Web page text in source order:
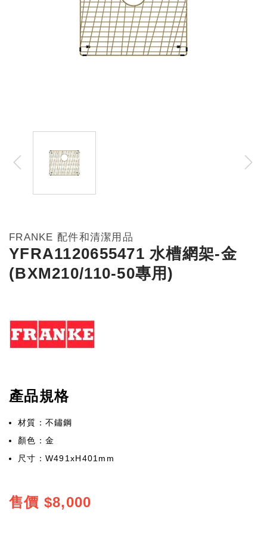
FRANKE 配件和清潔用品
YFRA1120655471 水槽網架-金
(BXM210/110-50專用)
產品規格
材質：不鏽鋼
顏色：金
尺寸：W491xH401mm
售價 $8,000